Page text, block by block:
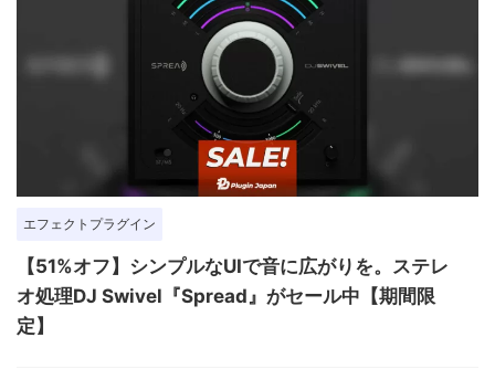
エフェクトプラグイン
【51%オフ】シンプルなUIで音に広がりを。ステレ
オ処理DJ Swivel『Spread』がセール中【期間限
定】